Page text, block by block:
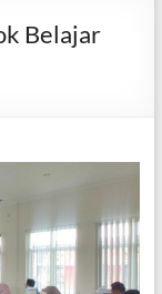
Belajar